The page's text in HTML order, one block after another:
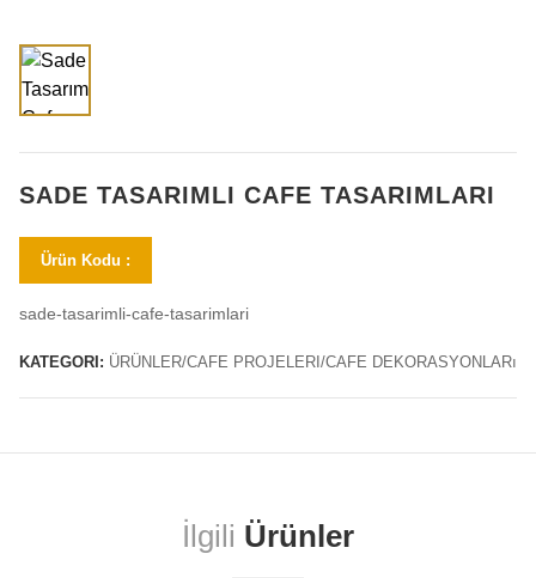
SADE TASARIMLI CAFE TASARIMLARI
Ürün Kodu :
sade-tasarimli-cafe-tasarimlari
KATEGORI: ÜRÜNLER/CAFE PROJELERI/CAFE DEKORASYONLARı
İlgili Ürünler